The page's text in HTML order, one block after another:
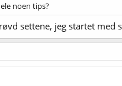
noen tips?
settene, jeg startet